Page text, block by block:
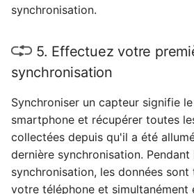
synchronisation.
5. Effectuez votre
synchronisation
Synchroniser un capteur signifie
smartphone et récupérer toutes
collectées depuis qu'il a été
dernière synchronisation.
synchronisation, les données sont
votre téléphone et simultanément